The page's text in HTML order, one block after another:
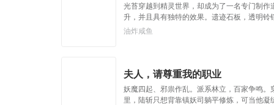
光苔穿越到精灵世界，却成为了一名专门制
升，并且具有独特的效果。遗迹石板，透明
搜集稀有材料的神奇旅者。讲究围巾，庆祝
油炸咸鱼
夫人，请尊重我的职业
妖魔四起、邪祟作乱。派系林立，百家争鸣
里，陆斩只想背靠镇妖司躺平修炼，可当他